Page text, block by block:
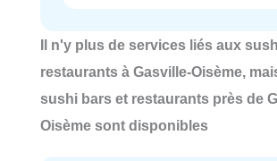
Il n'y plus de services liés aux
restaurants à Gasville-Oisème,
sushi bars et restaurants près de
Oisème sont disponibles